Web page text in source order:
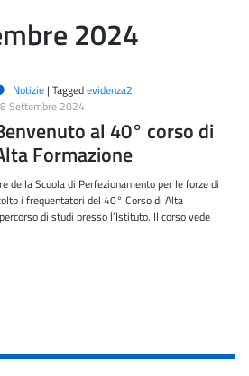
2024
Notizie | Taggedevidenza2
Settembre 2024
al 40° corso di
Formazione
Scuola di Perfezionamento per le forze di
i frequentatori del 40° Corso di Alta
di studi presso l’Istituto. Il corso vede